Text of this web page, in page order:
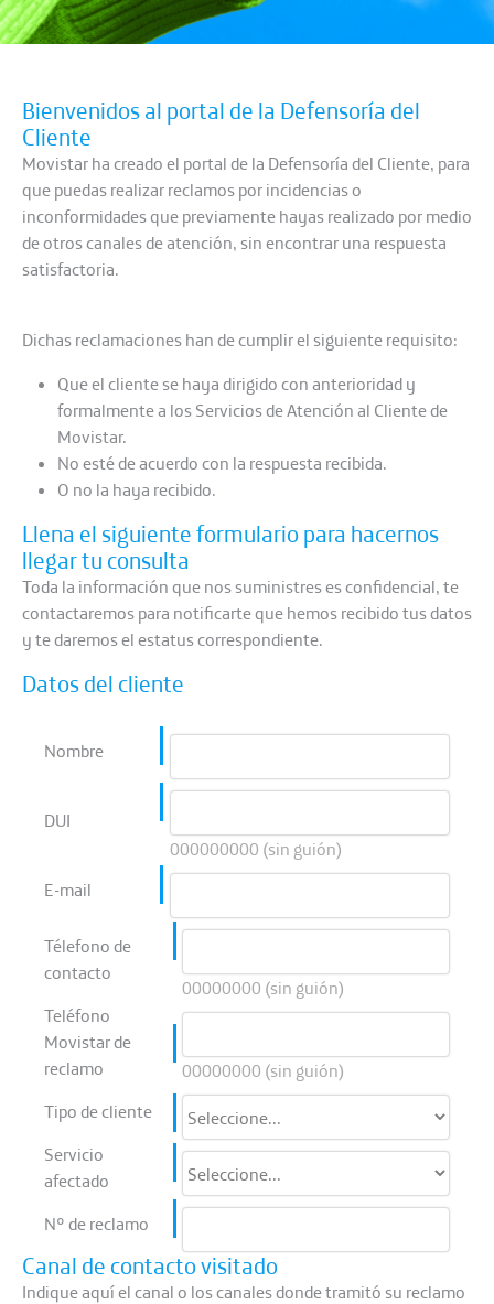
Bienvenidos al portal de la Defensoría del
Cliente
Movistar ha creado el portal de la Defensoría del Cliente, para
que puedas realizar reclamos por incidencias o
inconformidades que previamente hayas realizado por medio
de otros canales de atención, sin encontrar una respuesta
satisfactoria.
Dichas reclamaciones han de cumplir el siguiente requisito:
Que el cliente se haya dirigido con anterioridad y
formalmente a los Servicios de Atención al Cliente de
Movistar.
No esté de acuerdo con la respuesta recibida.
O no la haya recibido.
Llena el siguiente formulario para hacernos
llegar tu consulta
Toda la información que nos suministres es confidencial, te
contactaremos para notificarte que hemos recibido tus datos
y te daremos el estatus correspondiente.
Datos del cliente
Nombre
DUI
000000000 (sin guión)
E-mail
Télefono de
contacto
00000000 (sin guión)
Teléfono
Movistar de
reclamo
00000000 (sin guión)
Tipo de cliente
Servicio
afectado
N° de reclamo
Canal de contacto visitado
Indique aquí el canal o los canales donde tramitó su reclamo